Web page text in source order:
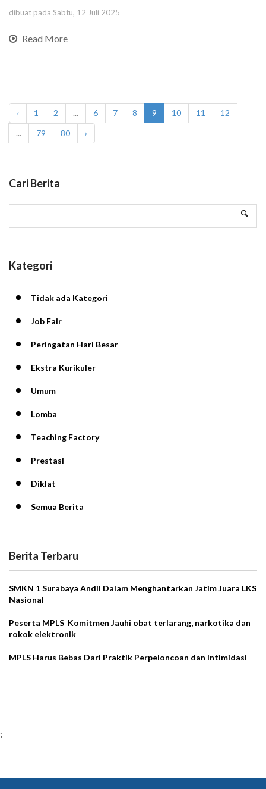
dibuat pada Sabtu, 12 Juli 2025
Read More
‹ 1 2 ... 6 7 8 9 10 11
12
...
79 80 ›
Cari Berita
Kategori
Tidak ada Kategori
Job Fair
Peringatan Hari Besar
Ekstra Kurikuler
Umum
Lomba
Teaching Factory
Prestasi
Diklat
Semua Berita
Berita Terbaru
SMKN 1 Surabaya Andil Dalam Menghantarkan Jatim Juara LKS
Nasional
Peserta MPLS Komitmen Jauhi obat terlarang, narkotika dan
rokok elektronik
MPLS Harus Bebas Dari Praktik Perpeloncoan dan Intimidasi
;